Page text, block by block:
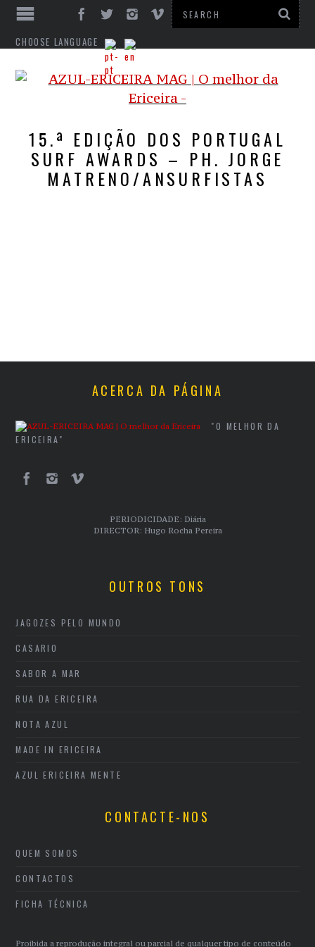
CHOOSE LANGUAGE
15.ª EDIÇÃO DOS PORTUGAL
SURF AWARDS – PH. JORGE
MATRENO/ANSURFISTAS
ACERCA DA PÁGINA
"O MELHOR DA
ERICEIRA"
PERIODICIDADE: Diária
DIRECTOR: Hugo Rocha Pereira
OUTROS TONS
JAGOZES PELO MUNDO
CASARIO
SABOR A MAR
RUA DA ERICEIRA
NOTA AZUL
MADE IN ERICEIRA
AZUL ERICEIRA MENTE
CONTACTE-NOS
QUEM SOMOS
CONTACTOS
FICHA TÉCNICA
Proibida a reprodução integral ou parcial de qualquer tipo de conteúdo